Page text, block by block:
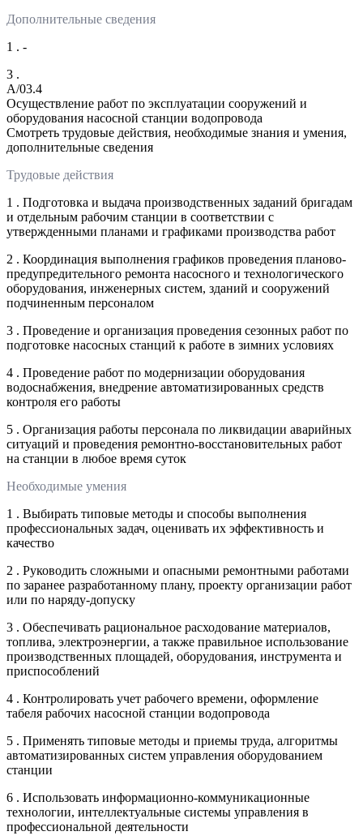
Дополнительные сведения
1 . -
3 .
A/03.4
Осуществление работ по эксплуатации сооружений и
оборудования насосной станции водопровода
Смотреть трудовые действия, необходимые знания и умения,
дополнительные сведения
Трудовые действия
1 . Подготовка и выдача производственных заданий бригадам
и отдельным рабочим станции в соответствии с
утвержденными планами и графиками производства работ
2 . Координация выполнения графиков проведения планово-
предупредительного ремонта насосного и технологического
оборудования, инженерных систем, зданий и сооружений
подчиненным персоналом
3 . Проведение и организация проведения сезонных работ по
подготовке насосных станций к работе в зимних условиях
4 . Проведение работ по модернизации оборудования
водоснабжения, внедрение автоматизированных средств
контроля его работы
5 . Организация работы персонала по ликвидации аварийных
ситуаций и проведения ремонтно-восстановительных работ
на станции в любое время суток
Необходимые умения
1 . Выбирать типовые методы и способы выполнения
профессиональных задач, оценивать их эффективность и
качество
2 . Руководить сложными и опасными ремонтными работами
по заранее разработанному плану, проекту организации работ
или по наряду-допуску
3 . Обеспечивать рациональное расходование материалов,
топлива, электроэнергии, а также правильное использование
производственных площадей, оборудования, инструмента и
приспособлений
4 . Контролировать учет рабочего времени, оформление
табеля рабочих насосной станции водопровода
5 . Применять типовые методы и приемы труда, алгоритмы
автоматизированных систем управления оборудованием
станции
6 . Использовать информационно-коммуникационные
технологии, интеллектуальные системы управления в
профессиональной деятельности